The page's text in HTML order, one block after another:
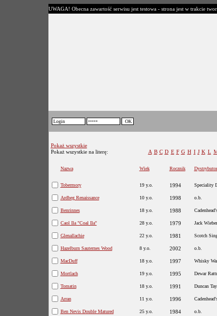
UWAGA! Obecna zawartość serwisu jest testowa - strona jest w trakcie
Pokaż wszystkie
Pokaż wszystkie na literę:
A B C D E F G H I J K L
Nazwa Wiek Rocznik Dystrybutor
Tobermory 19 y.o. 1994 Speciality
Ardbeg Renaissance 10 y.o. 1998 o.b.
Benrinnes 18 y.o. 1988
Caol Ila "Coal Ila" 28 y.o. 1979 Jack
Glenallachie 22 y.o. 1981 Scotch
Hazelburn Sauternes Wood 8 y.o. 2002 o.b.
MacDuff 18 y.o. 1997 Whisky
Mortlach 19 y.o. 1995 Dewar
Tomatin 18 y.o. 1991 Duncan
Arran 11 y.o. 1996
Ben Nevis Double Matured 25 y.o. 1984 o.b.